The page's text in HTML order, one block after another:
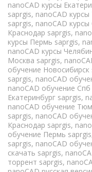
nanoCAD курсы
saprgis, nanoCAD
saprgis, nanoCAD
Краснодар saprgis,
курсы Пермь saprgis,
nanoCAD курсы
Москва saprgis,
обучение Новосибирск
saprgis, nanoCAD
nanoCAD обучение Спб
Екатеринбург saprgis,
nanoCAD обучение
saprgis, nanoCAD
Краснодар saprgis,
обучение Пермь saprgis
saprgis, nanoCAD
скачать saprgis,
торрент saprgis,